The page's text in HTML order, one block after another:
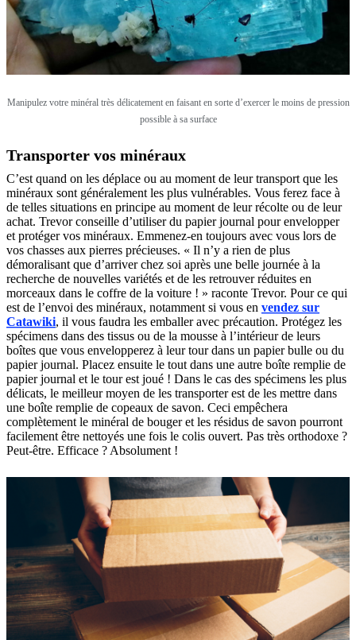
Manipulez votre minéral très délicatement en faisant en sorte d’exercer le moins de pression
possible à sa surface
Transporter vos minéraux
C’est quand on les déplace ou au moment de leur transport que les
minéraux sont généralement les plus vulnérables. Vous ferez face à
de telles situations en principe au moment de leur récolte ou de leur
achat. Trevor conseille d’utiliser du papier journal pour envelopper
et protéger vos minéraux. Emmenez-en toujours avec vous lors de
vos chasses aux pierres précieuses. « Il n’y a rien de plus
démoralisant que d’arriver chez soi après une belle journée à la
recherche de nouvelles variétés et de les retrouver réduites en
morceaux dans le coffre de la voiture ! » raconte Trevor. Pour ce qui
est de l’envoi des minéraux, notamment si vous en vendez sur
Catawiki, il vous faudra les emballer avec précaution. Protégez les
spécimens dans des tissus ou de la mousse à l’intérieur de leurs
boîtes que vous envelopperez à leur tour dans un papier bulle ou du
papier journal. Placez ensuite le tout dans une autre boîte remplie de
papier journal et le tour est joué ! Dans le cas des spécimens les plus
délicats, le meilleur moyen de les transporter est de les mettre dans
une boîte remplie de copeaux de savon. Ceci empêchera
complètement le minéral de bouger et les résidus de savon pourront
facilement être nettoyés une fois le colis ouvert. Pas très orthodoxe ?
Peut-être. Efficace ? Absolument !